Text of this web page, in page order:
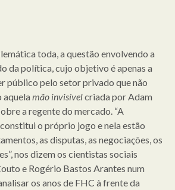
toda, a questão envolvendo a
da política, cujo objetivo é apenas a
público pelo setor privado que não
aquela mão invisívelcriada por Adam
a regente do mercado. “A
o próprio jogo e nela estão
as disputas, as negociações, os
nos dizem os cientistas sociais
e Rogério Bastos Arantes num
os anos de FHC à frente da